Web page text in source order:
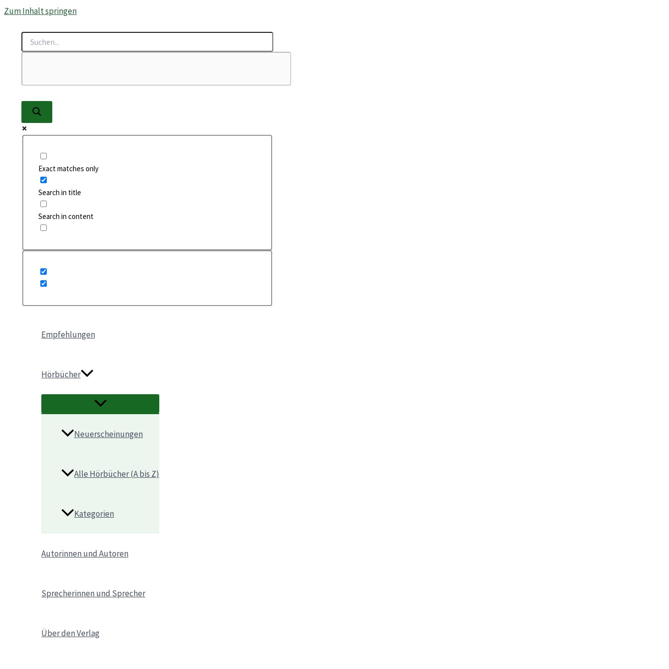
Zum Inhalt springen
Exact matches only
Search in title
Search in content
Empfehlungen
Hörbücher
Neuerscheinungen
Alle Hörbücher (A bis Z)
Kategorien
Autorinnen und Autoren
Sprecherinnen und Sprecher
Über den Verlag